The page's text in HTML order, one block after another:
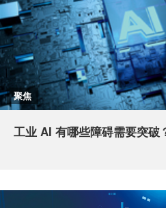
聚焦
工业 AI 有哪些障碍需要突破